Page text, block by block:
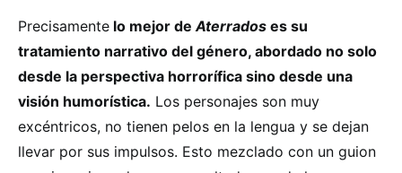
Precisamente lo mejor de Aterrados es su
tratamiento narrativo del género, abordado no solo
desde la perspectiva horrorífica sino desde una
visión humorística. Los personajes son muy
excéntricos, no tienen pelos en la lengua y se dejan
llevar por sus impulsos. Esto mezclado con un guion